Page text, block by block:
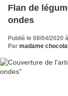
Flan de
ondes
Publié le 08/04/2020
Par madame